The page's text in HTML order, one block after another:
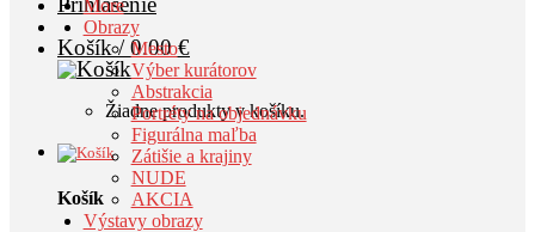
Košík /0.00€
Žiadne produkty v košíku.
Košík
More
Obrazy
Mesto
Výber kurátorov
Abstrakcia
Portréty na objednávku
Figurálna maľba
Zátišie a krajiny
NUDE
AKCIA
Výstavy obrazy